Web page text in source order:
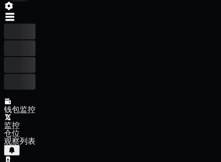
钱包监控
监控
仓位
观察列表